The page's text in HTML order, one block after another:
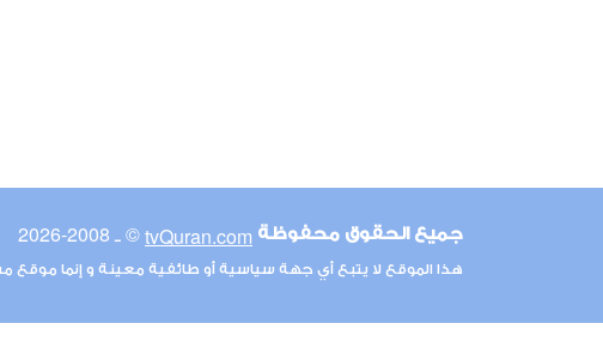
جميع الحقوق محفوظة tvQuran.com© ـ 2008-2026
هذا الموقع لا يتبع أي جهة سياسية أو طائفية معينة و إنما